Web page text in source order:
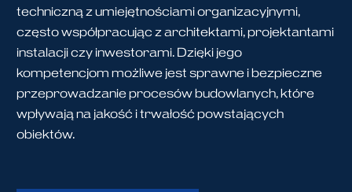
techniczną z umiejętnościami organizacyjnymi,
często współpracując z architektami, projektantami
instalacji czy inwestorami. Dzięki jego
kompetencjom możliwe jest sprawne i bezpieczne
przeprowadzanie procesów budowlanych, które
wpływają na jakość i trwałość powstających
obiektów.